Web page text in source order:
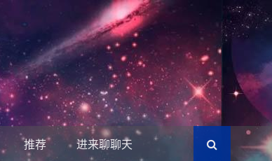
推荐 进来聊聊天